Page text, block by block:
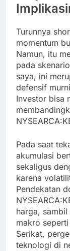
Turunnya
momentum
Namun, itu
pada
saya, ini
defensif
Investor bisa
Pada saat
akumulasi
sekaligus
karena
Pendekatan
harga,
makro
Serikat,
teknologi di